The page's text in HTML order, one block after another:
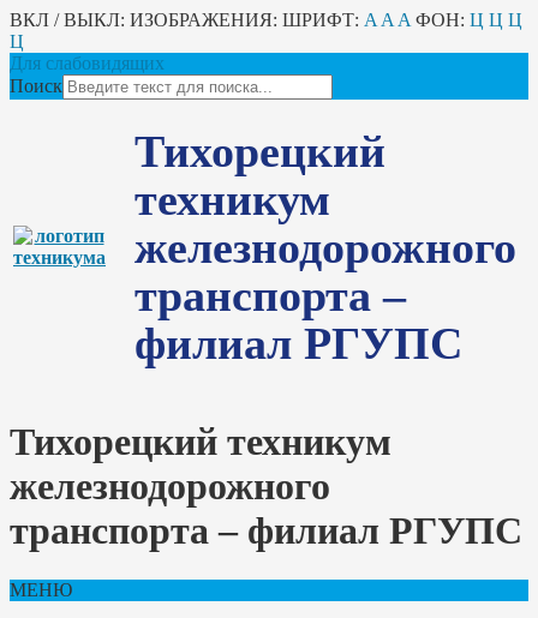
ВКЛ / ВЫКЛ: ИЗОБРАЖЕНИЯ: ШРИФТ: A A A ФОН: Ц Ц Ц
Ц
Для слабовидящих
Поиск
Тихорецкий
техникум
железнодорожного
транспорта –
филиал РГУПС
Тихорецкий техникум
железнодорожного
транспорта – филиал РГУПС
МЕНЮ